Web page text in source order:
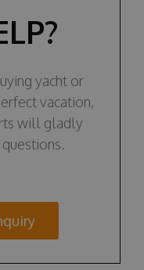
yacht or
vacation,
will gladly